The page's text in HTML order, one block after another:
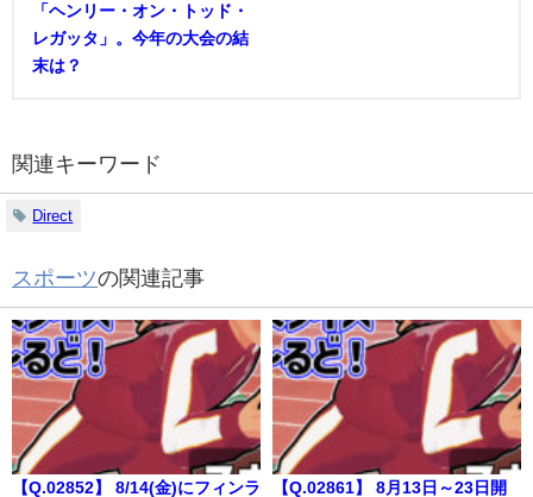
「ヘンリー・オン・トッド・
レガッタ」。今年の大会の結
末は？
関連キーワード
Direct
スポーツの関連記事
【Q.02852】 8/14(金)にフィンラ
【Q.02861】 8月13日～23日開